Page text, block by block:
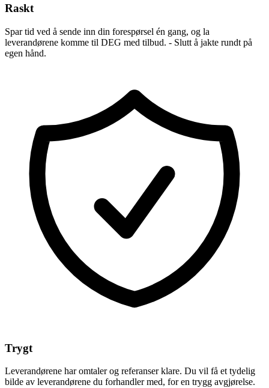
Raskt
Spar tid ved å sende inn din forespørsel én gang, og la
leverandørene komme til DEG med tilbud. - Slutt å jakte rundt på
egen hånd.
Trygt
Leverandørene har omtaler og referanser klare. Du vil få et tydelig
bilde av leverandørene du forhandler med, for en trygg avgjørelse.